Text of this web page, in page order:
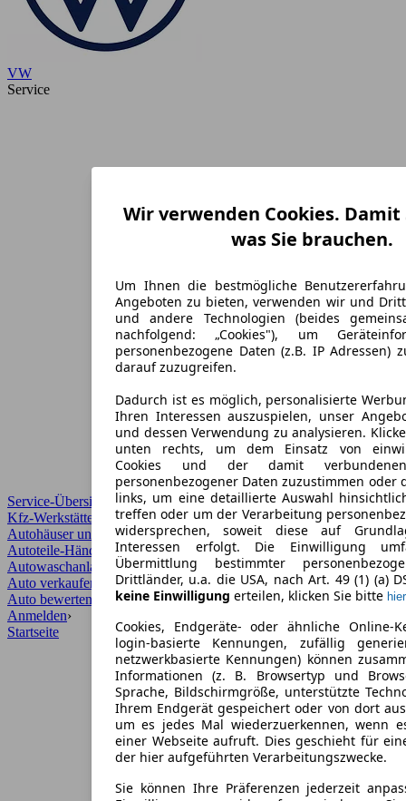
VW
Service
Service-Übersicht
Kfz-Werkstätten
Autohäuser und Händler
Autoteile-Händler
Autowaschanlagen
Auto verkaufen
Auto bewerten
Anmelden›
Wir verwenden Cookies.
was Sie brauchen.
Um Ihnen die bestmögliche
Angeboten zu bieten, verwenden wir und
und andere Technologien (beides
nachfolgend: „Cookies"), um
personenbezogene Daten (z.B. IP Adressen)
darauf zuzugreifen.
Dadurch ist es möglich, personalisierte
Ihren Interessen auszuspielen, unser
und dessen Verwendung zu analysieren.
unten rechts, um dem Einsatz von
Cookies und der damit
personenbezogener Daten zuzustimmen oder
links, um eine detaillierte Auswahl
treffen oder um der Verarbeitung
widersprechen, soweit diese auf
Interessen erfolgt. Die Einwilligung
Übermittlung bestimmter
Drittländer, u.a. die USA, nach Art. 49 (1) (a)
keine Einwilligung erteilen, klicken Sie bitte hier
Cookies, Endgeräte- oder ähnliche Online-
login-basierte Kennungen, zufällig
netzwerkbasierte Kennungen) können
Informationen (z. B. Browsertyp und
Sprache, Bildschirmgröße, unterstützte
Ihrem Endgerät gespeichert oder von dort
um es jedes Mal wiederzuerkennen, wenn
einer Webseite aufruft. Dies geschieht für
der hier aufgeführten Verarbeitungszwecke.
Sie können Ihre Präferenzen jederzeit
Startseite